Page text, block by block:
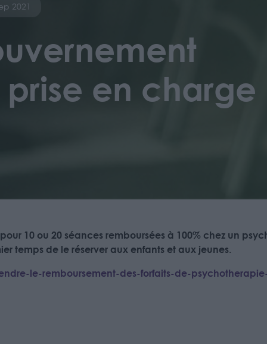
2021
en charge
10 ou 20 séances remboursées à 100% chez un
temps de le réserver aux enfants et aux jeunes.
le-remboursement-des-forfaits-de-